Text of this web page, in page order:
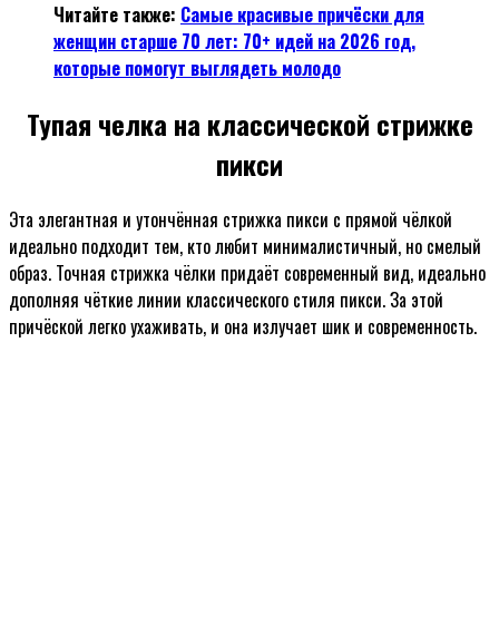
Читайте также: Самые красивые причёски для
женщин старше 70 лет: 70+ идей на 2026 год,
которые помогут выглядеть молодо
Тупая челка на классической стрижке
пикси
Эта элегантная и утончённая стрижка пикси с прямой чёлкой
идеально подходит тем, кто любит минималистичный, но смелый
образ. Точная стрижка чёлки придаёт современный вид, идеально
дополняя чёткие линии классического стиля пикси. За этой
причёской легко ухаживать, и она излучает шик и современность.